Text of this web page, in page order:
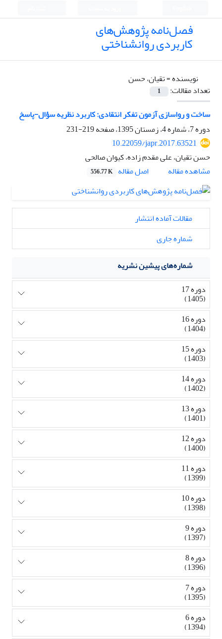
فصل‌نامه پژوهش‌های
کاربردی روانشناختی
نویسنده =تقیان، حسن
تعداد مقالات:
1
ساخت و رواسازی آزمون تفکر انتقادی: کاربرد نظریه سؤال-پاسخ
دوره 7، شماره 4، زمستان 1395، صفحه
219-231
10.22059/japr.2017.63521
حسن تقیان، علی مقدم زاده، کیوان صالحی
مشاهده مقاله
اصل مقاله 556.77 K
مقالات آماده انتشار
شماره جاری
شماره‌های پیشین نشریه
دوره 17
(1405)
دوره 16
(1404)
دوره 15
(1403)
دوره 14
(1402)
دوره 13
(1401)
دوره 12
(1400)
دوره 11
(1399)
دوره 10
(1398)
دوره 9
(1397)
دوره 8
(1396)
دوره 7
(1395)
دوره 6
(1394)